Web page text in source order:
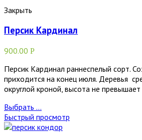
Закрыть
Персик Кардинал
900.00 Р
Персик Кардинал раннеспелый сорт.
приходится на конец июля. Деревья
округлой кроной, высота не
Выбрать ...
Быстрый просмотр